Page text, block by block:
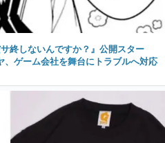
終しないんですか？』公開スター
、ゲーム会社を舞台にトラブルへ対応